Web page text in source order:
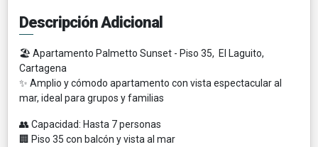
Descripción Adicional
🏖️ Apartamento Palmetto Sunset - Piso 35, El Laguito,
Cartagena
✨ Amplio y cómodo apartamento con vista espectacular al
mar, ideal para grupos y familias
👥 Capacidad: Hasta 7 personas
🏢 Piso 35 con balcón y vista al mar